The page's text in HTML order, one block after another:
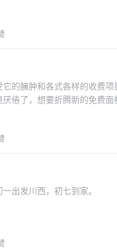
臃肿和各式各样的收费项
倦了，想要折腾新的免费面
出发川西，初七到家。